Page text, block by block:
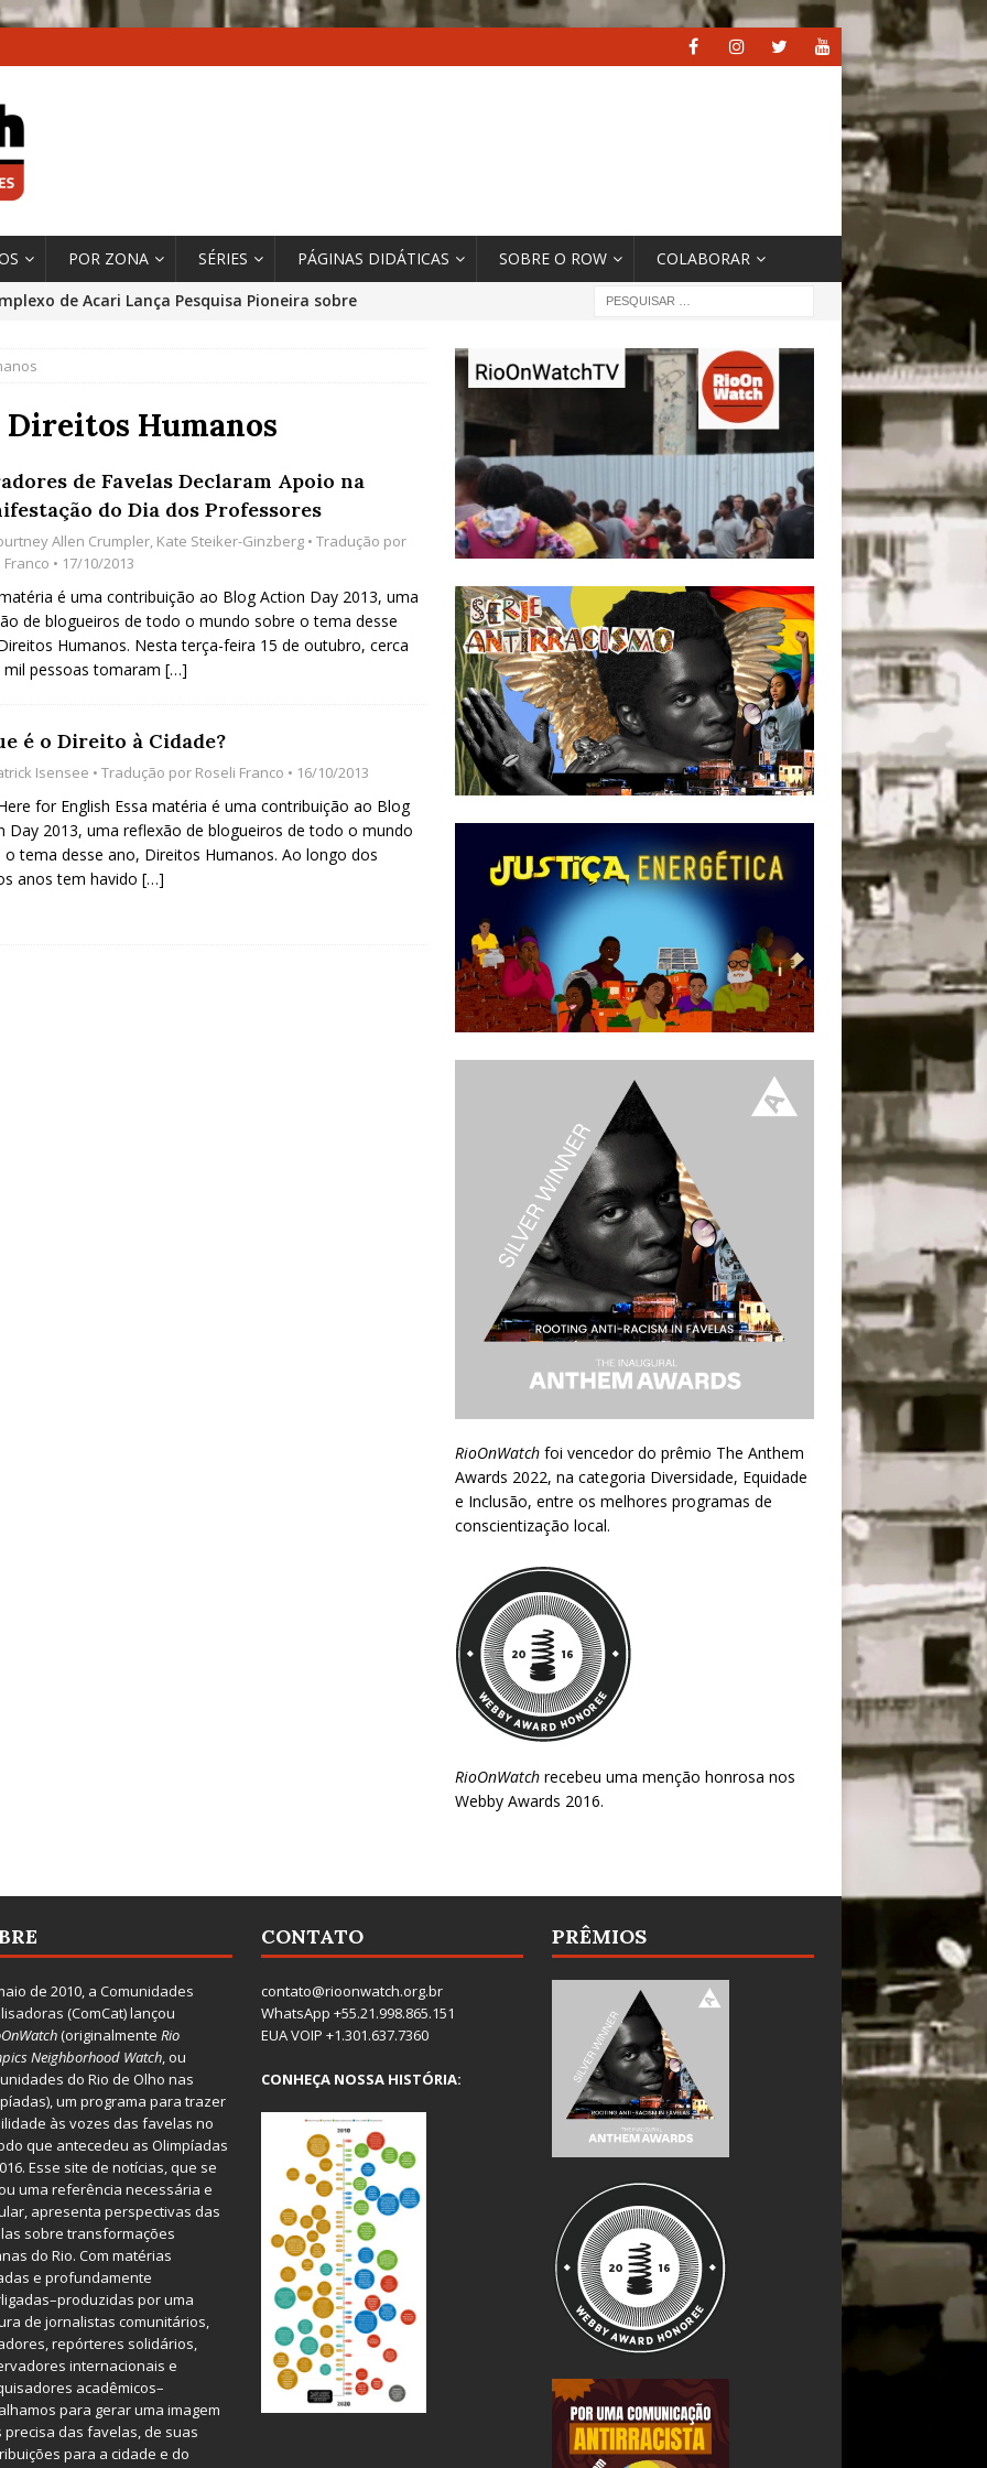
POR ZONA SÉRIES PÁGINAS DIDÁTICAS SOBRE O ROW COLABORAR
de Acari Lança Pesquisa Pioneira sobre
Contexto da Ultrapassagem Climática, ‘As Cidades
Fogo que Impulsionam a Mudança de que
Autora Coordenadora Principal de Relatório
Cidades
*DESTAQUE
Começou com uma Praça em Ramos [OPINIÃO]
Agroecológico com os Povos das Águas Reúne
e Inauguração da Feira da Praia do Remanso
COBERTURA DE EVENTOS
Nova Via Mobilidade 10 Anos Após Rio2016
Direitos Humanos
de Favelas Declaram Apoio na
do Dia dos Professores
Allen Crumpler, Kate Steiker-Ginzberg • Tradução por
Franco • 17/10/2013
é uma contribuição ao Blog Action Day 2013, uma
de blogueiros de todo o mundo sobre o tema desse
Humanos. Nesta terça-feira 15 de outubro, cerca
mil pessoas tomaram […]
é o Direito à Cidade?
Isensee • Tradução por Roseli Franco • 16/10/2013
for English Essa matéria é uma contribuição ao Blog
Day 2013, uma reflexão de blogueiros de todo o mundo
o tema desse ano, Direitos Humanos. Ao longo dos
anos tem havido […]
RioOnWatchfoi vencedor do prêmio The Anthem
Awards 2022, na categoria Diversidade, Equidade
e Inclusão, entre os melhores programas de
conscientização local.
RioOnWatchrecebeu uma menção honrosa nos
Webby Awards 2016.
de 2010, a Comunidades
(ComCat) lançou
(originalmente Rio
Neighborhood Watch, ou
do Rio de Olho nas
um programa para trazer
às vozes das favelas no
que antecedeu as Olimpíadas
Esse site de notícias, que se
uma referência necessária e
apresenta perspectivas das
sobre transformações
do Rio. Com matérias
e profundamente
por uma
de jornalistas comunitários,
repórteres solidários,
internacionais e
acadêmicos–
para gerar uma imagem
precisa das favelas, de suas
para a cidade e do
CONTATO
contato@rioonwatch.org.br
WhatsApp +55.21.998.865.151
EUA VOIP +1.301.637.7360
CONHEÇA NOSSA HISTÓRIA:
PRÊMIOS